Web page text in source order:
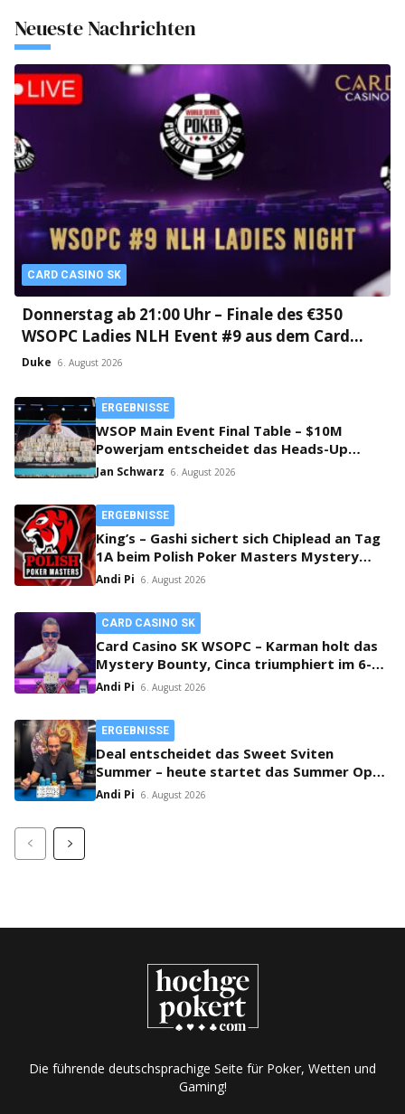
Neueste Nachrichten
CARD CASINO SK
Donnerstag ab 21:00 Uhr – Finale des €350
WSOPC Ladies NLH Event #9 aus dem Card
Casino SK!
Duke 6. August 2026
ERGEBNISSE
WSOP Main Event Final Table – $10M
Powerjam entscheidet das Heads-Up
zwischen Jumalon und Saaskilahti!
Jan Schwarz 6. August 2026
ERGEBNISSE
King’s – Gashi sichert sich Chiplead an Tag
1A beim Polish Poker Masters Mystery
Bounty!
Andi Pi 6. August 2026
CARD CASINO SK
Card Casino SK WSOPC – Karman holt das
Mystery Bounty, Cinca triumphiert im 6-
Max!
Andi Pi 6. August 2026
ERGEBNISSE
Deal entscheidet das Sweet Sviten
Summer – heute startet das Summer Open
Bounty!
Andi Pi 6. August 2026
Die führende deutschsprachige Seite für Poker, Wetten und
Gaming!